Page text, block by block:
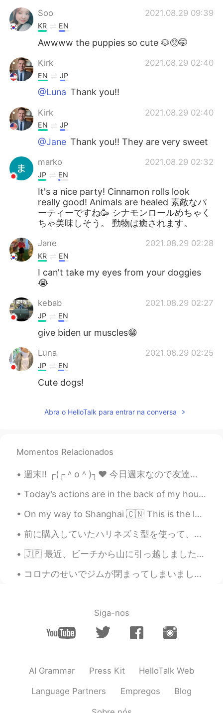
Soo 2021.08.29 09:39
KR EN
Awwww the puppies so cute 🐶🥺🤭
Kirk 2021.08.29 02:40
EN JP
@Luna Thank you!!
Kirk 2021.08.29 02:40
EN JP
@Jane Thank you!! They are very sweet
marko 2021.08.29 02:32
JP EN
It's a nice party! Cinnamon rolls look
really good! Animals are healed 素敵なパ
ーティーですね🥳 シナモンロールめちゃく
ちゃ美味しそう。 動物は癒されます。
Jane 2021.08.29 02:28
KR EN
I can't take my eyes from your doggies
😭
kebab 2021.08.29 02:27
JP EN
give biden ur muscles😁
Luna 2021.08.29 02:25
JP EN
Cute dogs!
Abra o HelloTalk para entrar na conversa
Momentos Relacionados
Today’s actions are in the back of my house!! Click on the photo for full panoramic view and exp...
On my way to Shanghai 🇨🇳 This is the longest time I've been back to America in 4 years. I came ba...
前に購入していたハリネズミ型を使って、ついにハリネズミクッキーを焼いてみました🍪🦔 今回は、甘さ控えめのバタークッキー！ チョコペンでかざってみましたが、針のところ難しかったです。 背中のと...
🇯🇵 最近、ビーチから山に引っ越しました。 ビーチが恋しいけど、新しい友達ができました：くまの子! 🇬🇧 Recently, we moved from the beach to the ...
コロナのせいでジムが閉まってしまいました。しかし運動は必要。ここでは真面目に”social distancing”をする人が少ないから、人がいない林へ自転車を乗りに行きました。ル－トの途中、いき...
Siga-nos
AI Grammar Press Kit HelloTalk Web
Language Partners Empregos Blog